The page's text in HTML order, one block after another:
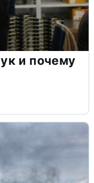
и почему